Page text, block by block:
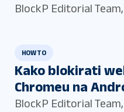
BlockP Editorial Team,
HOW TO
Kako blokirati
Chromeu na
BlockP Editorial Team,